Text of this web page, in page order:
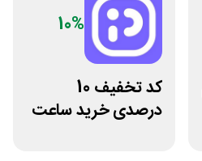
10%
کد تخفیف 10
درصدی خرید ساعت